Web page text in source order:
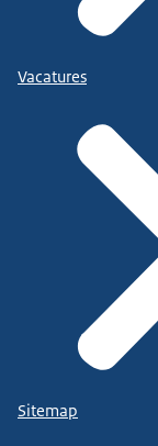
Vacatures
Sitemap